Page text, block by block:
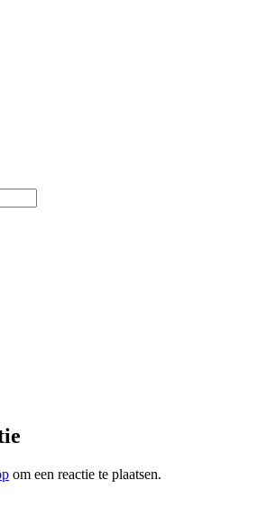
om een reactie te plaatsen.